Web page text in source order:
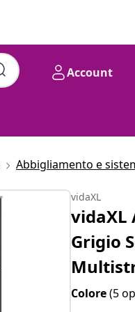
Account
Abbigliamento e
vidaXL
vidaXL
Grigio
Colore(5